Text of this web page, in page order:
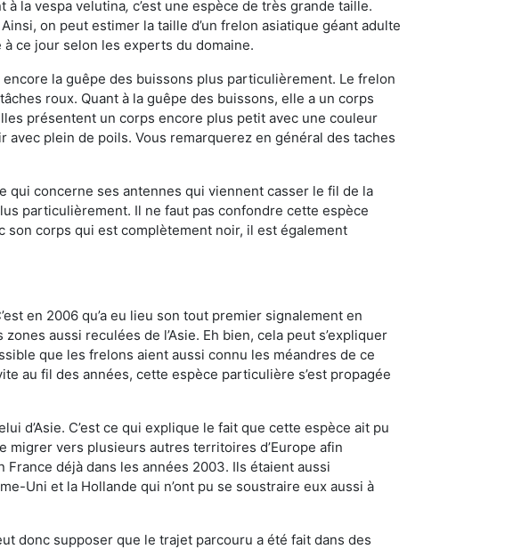
à la vespa velutina, c’est une espèce de très grande taille.
on peut estimer la taille d’un frelon asiatique géant adulte
à ce jour selon les experts du domaine.
la guêpe des buissons plus particulièrement. Le frelon
roux. Quant à la guêpe des buissons, elle a un corps
présentent un corps encore plus petit avec une couleur
plein de poils. Vous remarquerez en général des taches
concerne ses antennes qui viennent casser le fil de la
particulièrement. Il ne faut pas confondre cette espèce
son corps qui est complètement noir, il est également
en 2006 qu’a eu lieu son tout premier signalement en
aussi reculées de l’Asie. Eh bien, cela peut s’expliquer
que les frelons aient aussi connu les méandres de ce
au fil des années, cette espèce particulière s’est propagée
d’Asie. C’est ce qui explique le fait que cette espèce ait pu
migrer vers plusieurs autres territoires d’Europe afin
déjà dans les années 2003. Ils étaient aussi
Uni et la Hollande qui n’ont pu se soustraire eux aussi à
donc supposer que le trajet parcouru a été fait dans des